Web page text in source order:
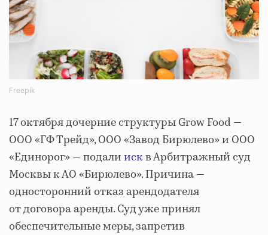
Freepik
17 октября дочерние структуры Grow Food —
ООО «ГФ Трейд», ООО «Завод Бирюлево» и ООО
«Единорог» — подалиискв Арбитражный суд
Москвы к АО «Бирюлево». Причина —
односторонний отказ арендодателя
от договора аренды. Суд уже принял
обеспечительные меры, запретив